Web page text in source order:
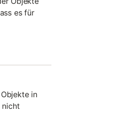
es für
in
nicht